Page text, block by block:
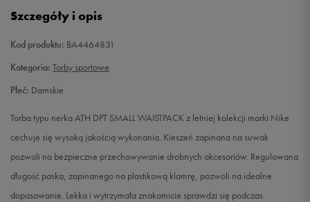
Szczegóły i opis
Kod produktu: BA4464831
Kategoria: Torby sportowe
Płeć: Damskie
Torba typu nerka ATH DPT SMALL WAISTPACK z letniej kolekcji marki Nike
cechuje się wysoką jakością wykonania. Kieszeń zapinana na suwak
pozwoli na bezpieczne przechowywanie drobnych akcesoriów. Regulowana
długość paska, zapinanego na plastikową klamrę, pozwoli na idealne
dopasowanie. Lekka i wytrzymała znakomicie sprawdzi się podczas